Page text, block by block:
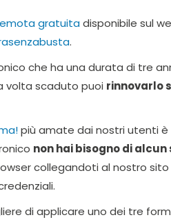
gratuitadisponibile sul
.
che ha una durata di tre
volta scaduto puoi rinnovarlo
più amate dai nostri utenti
non hai bisogno di
collegandoti al nostro
di applicare uno dei tre